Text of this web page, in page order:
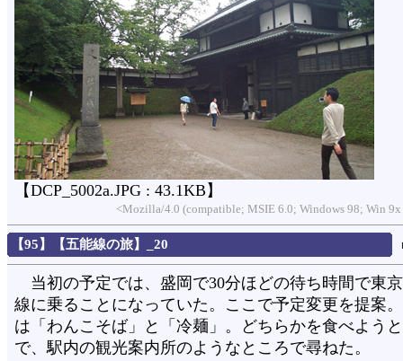
【DCP_5002a.JPG : 43.1KB】
<Mozilla/4.0 (compatible; MSIE 6.0; Windows 98; Win
【95】【五能線の旅】_20
当初の予定では、盛岡で30分ほどの待ち時間で東
線に乗ることになっていた。ここで予定変更を提案
は「わんこそば」と「冷麺」。どちらかを食べよう
で、駅内の観光案内所のようなところで尋ねた。